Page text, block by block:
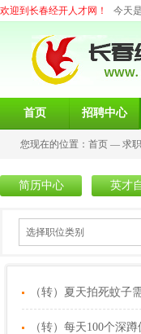
欢迎到长春经开人才网！ 今天
首页 招聘中心
您现在的位置： 首页 — 求
简历中心 英才
选择职位类别
（转）夏天拍死蚊子
（转）每天100个深